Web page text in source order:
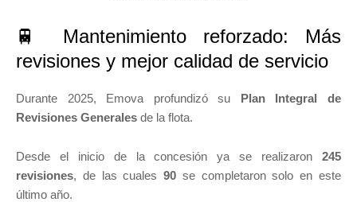
🚆 Mantenimiento reforzado: Más
revisiones y mejor calidad de servicio
Durante 2025, Emova profundizó su Plan Integral de
Revisiones Generales de la flota.
Desde el inicio de la concesión ya se realizaron 245
revisiones, de las cuales90 se completaron solo en este
último año.